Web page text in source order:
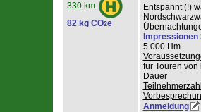
330 km
82 kg CO2e
Entspannt (!)
Impressionen
5.000 Hm.
für Touren
Dauer
Anmeldung